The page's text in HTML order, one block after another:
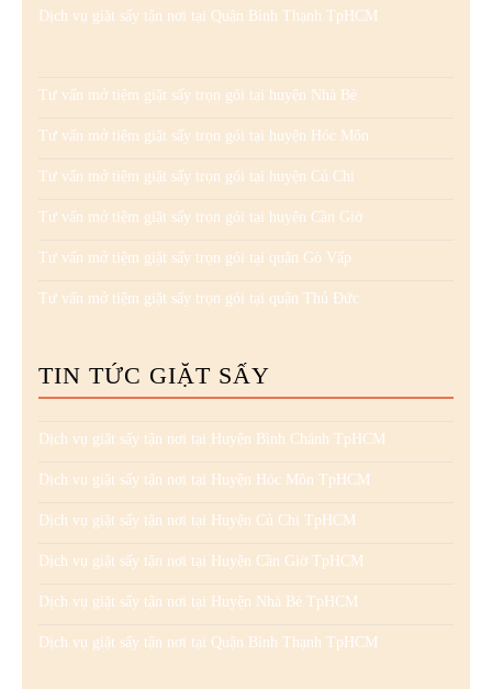
Dịch vụ giặt sấy tận nơi tại Quận Bình Thạnh TpHCM
Tư vấn mở tiệm giặt sấy trọn gói tại huyện Nhà Bè
Tư vấn mở tiệm giặt sấy trọn gói tại huyện Hóc Môn
Tư vấn mở tiệm giặt sấy trọn gói tại huyện Củ Chi
Tư vấn mở tiệm giặt sấy trọn gói tại huyện Cần Giờ
Tư vấn mở tiệm giặt sấy trọn gói tại quận Gò Vấp
Tư vấn mở tiệm giặt sấy trọn gói tại quận Thủ Đức
TIN TỨC GIẶT SẤY
Dịch vụ giặt sấy tận nơi tại Huyện Bình Chánh TpHCM
Dịch vụ giặt sấy tận nơi tại Huyện Hóc Môn TpHCM
Dịch vụ giặt sấy tận nơi tại Huyện Củ Chi TpHCM
Dịch vụ giặt sấy tận nơi tại Huyện Cần Giờ TpHCM
Dịch vụ giặt sấy tận nơi tại Huyện Nhà Bè TpHCM
Dịch vụ giặt sấy tận nơi tại Quận Bình Thạnh TpHCM